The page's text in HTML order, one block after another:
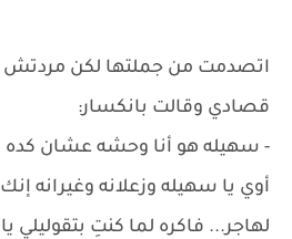
اتصدمت من جملتها لكن
قصادي وقالت بانكسار:
- سهيله هو أنا وحشه عشان كده
أوي يا سهيله وزعلانه وغيرانه
لهاجر... فاكره لما كنتِ